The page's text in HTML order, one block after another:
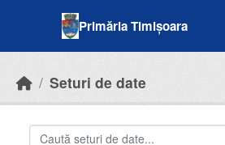
Primăria Timișoara
Seturi de date